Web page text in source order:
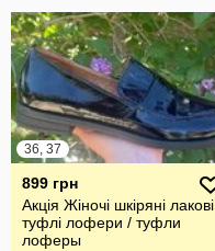
36, 37
899 грн
Акція Жіночі шкіряні лакові
туфлі лофери / туфли
лоферы